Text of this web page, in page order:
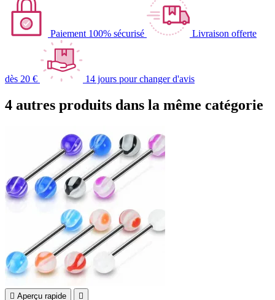
Paiement 100% sécurisé Livraison offerte
dès 20 € 14 jours pour changer d'avis
4 autres produits dans la même catégorie
 Aperçu rapide 